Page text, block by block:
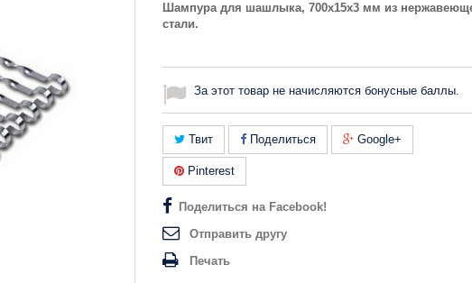
Шампура для шашлыка, 700х15х3 мм из
стали.
За этот товар не начисляются бонусные баллы.
Твит Поделиться Google+
Pinterest
Поделиться на Facebook!
Отправить другу
Печать